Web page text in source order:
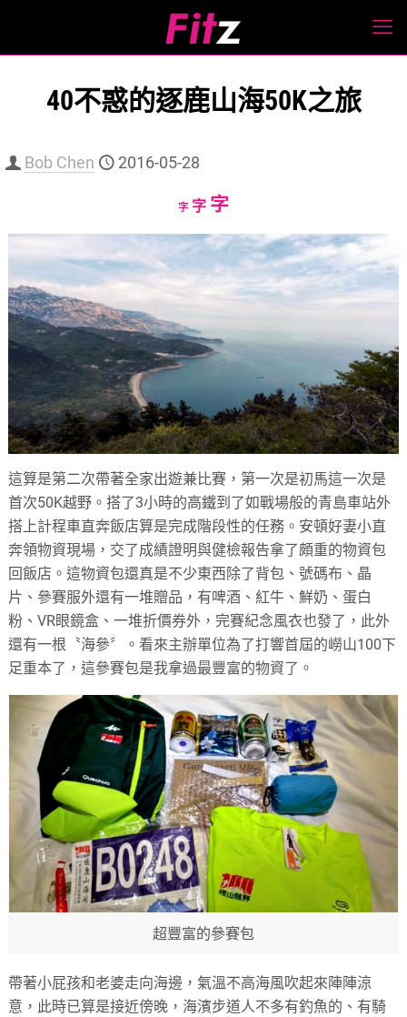
40不惑的逐鹿山海50K之旅
Bob Chen 2016-05-28
字Decrease
size.
字Reset
size.
字Increase
size.
這算是第二次帶著全家出遊兼比賽，第一次是初馬這一次是
首次50K越野。搭了3小時的高鐵到了如戰場般的青島車站外
搭上計程車直奔飯店算是完成階段性的任務。安頓好妻小直
奔領物資現場，交了成績證明與健檢報告拿了頗重的物資包
回飯店。這物資包還真是不少東西除了背包、號碼布、晶
片、參賽服外還有一堆贈品，有啤酒、紅牛、鮮奶、蛋白
粉、VR眼鏡盒、一堆折價券外，完賽紀念風衣也發了，此外
還有一根〝海參〞。看來主辦單位為了打響首屆的嶗山100下
足重本了，這參賽包是我拿過最豐富的物資了。
超豐富的參賽包
帶著小屁孩和老婆走向海邊，氣溫不高海風吹起來陣陣涼
意，此時已算是接近傍晚，海濱步道人不多有釣魚的、有騎